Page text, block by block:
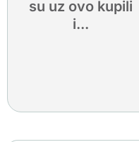
su uz ovo kupili
i...